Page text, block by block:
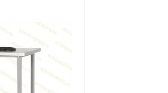
Урны для фудкорта
Барное оборудование